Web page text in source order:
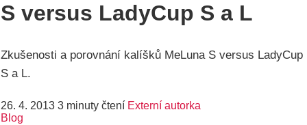
S versus LadyCup S a L
Zkušenosti a porovnání kalíšků MeLuna S versus LadyCup
S a L.
26. 4. 2013 3 minuty čtení Externí autorka
Blog